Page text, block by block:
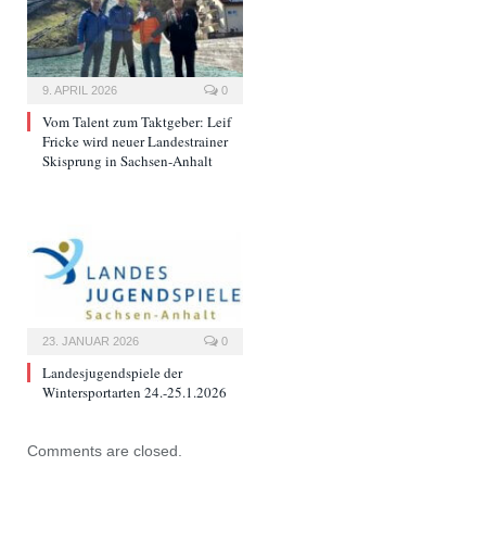
9. APRIL 2026 0
Vom Talent zum Taktgeber: Leif
Fricke wird neuer Landestrainer
Skisprung in Sachsen-Anhalt
23. JANUAR 2026 0
Landesjugendspiele der
Wintersportarten 24.-25.1.2026
Comments are closed.